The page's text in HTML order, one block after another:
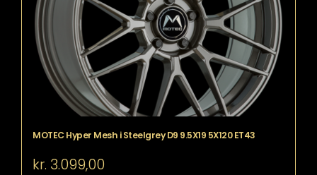
MOTEC Hyper Mesh i Steelgrey D9 9.5X19 5X120 ET43
kr. 3.099,00